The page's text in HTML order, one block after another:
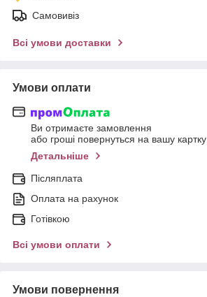
Самовивіз
Всі умови доставки
Умови оплати
Ви отримаєте замовлення
або гроші повернуться на вашу картку
Детальніше
Післяплата
Оплата на рахунок
Готівкою
Всі умови оплати
Умови повернення